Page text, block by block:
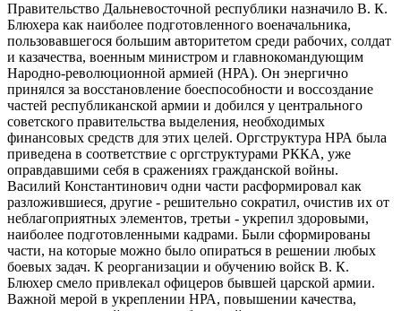
Правительство Дальневосточной республики назначило В. К.
Блюхера как наиболее подготовленного военачальника,
пользовавшегося большим авторитетом среди рабочих, солдат
и казачества, военным министром и главнокомандующим
Народно-революционной армией (НРА). Он энергично
принялся за восстановление боеспособности и воссоздание
частей республиканской армии и добился у центрального
советского правительства выделения, необходимых
финансовых средств для этих целей. Оргструктура НРА была
приведена в соответствие с оргструктурами РККА, уже
оправдавшими себя в сражениях гражданской войны.
Василий Константинович одни части расформировал как
разложившиеся, другие - решительно сократил, очистив их от
неблагоприятных элементов, третьи - укрепил здоровыми,
наиболее подготовленными кадрами. Были сформированы
части, на которые можно было опираться в решении любых
боевых задач. К реорганизации и обучению войск В. К.
Блюхер смело привлекал офицеров бывшей царской армии.
Важной мерой в укреплении НРА, повышении качества,